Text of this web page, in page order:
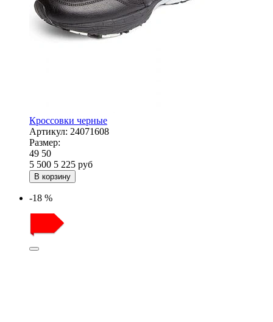
Кроссовки черные
Артикул: 24071608
Размер:
49 50
5 500 5 225 руб
В корзину
-18 %